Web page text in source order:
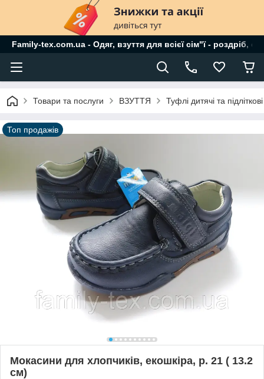
Family-tex.com.ua - Одяг, взуття для всієї сім"ї - роздріб,
Товари та послуги ВЗУТТЯ Туфлі дитячі та підліткові
Топ продажів
Мокасини для хлопчиків, екошкіра, р. 21 ( 13.2
cм)